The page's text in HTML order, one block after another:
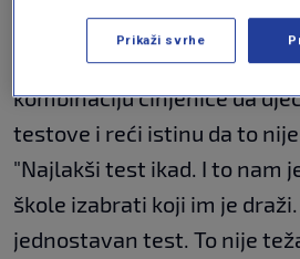
Na pitanje o novom sloganu
učenika, kaže kako su htjeli
kombinaciju činjenice da
testove i reći istinu da to
"Najlakši test ikad. I to nam
škole izabrati koji im je
jednostavan test. To nije
Prikaži svrhe